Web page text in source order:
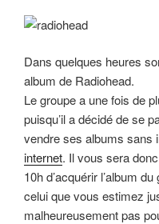
Dans quelques heures
album de Radiohead.
Le groupe a une fois de
puisqu’il a décidé de se
vendre ses albums sans
internet. Il vous sera
10h d’acquérir l’album
celui que vous estimez
malheureusement pas